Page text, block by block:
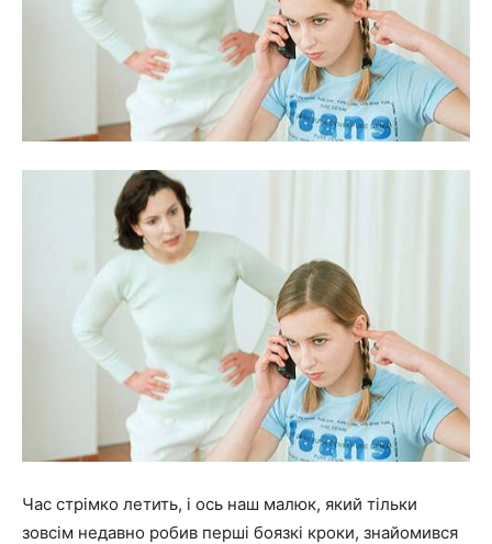
та
новини
Час стрімко летить, і ось наш малюк, який тільки
зовсім недавно робив перші боязкі кроки, знайомився